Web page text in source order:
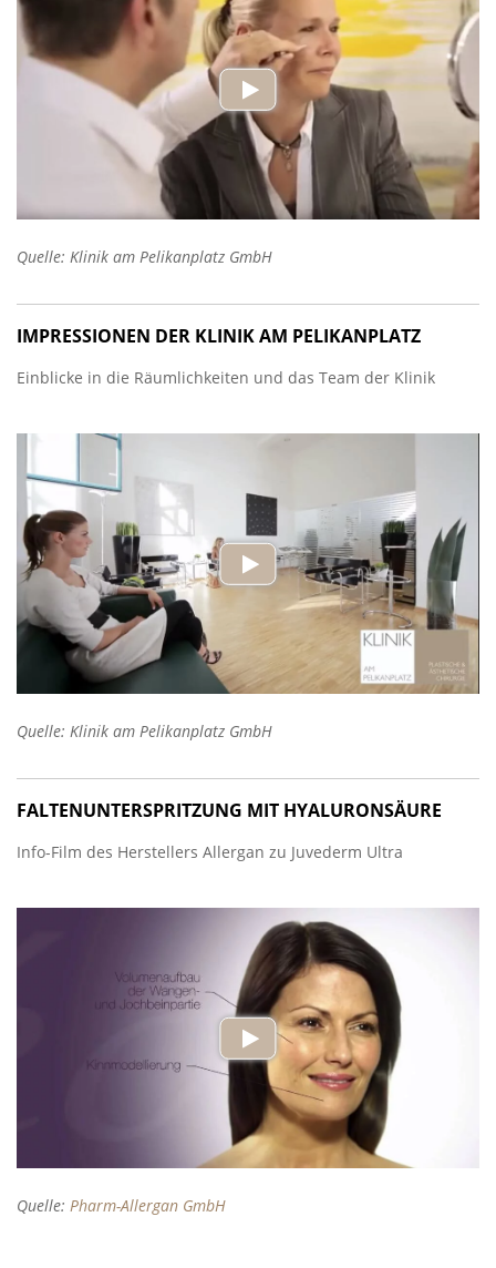
Quelle: Klinik am Pelikanplatz GmbH
IMPRESSIONEN DER KLINIK AM PELIKANPLATZ
Einblicke in die Räumlichkeiten und das Team der Klinik
Quelle: Klinik am Pelikanplatz GmbH
FALTENUNTERSPRITZUNG MIT HYALURONSÄURE
Info-Film des Herstellers Allergan zu Juvederm Ultra
Quelle: Pharm-Allergan GmbH